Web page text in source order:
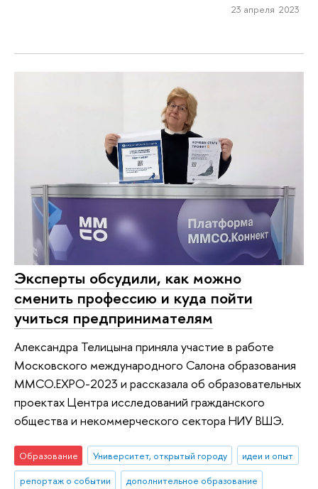
23 апреля 2023
Эксперты обсудили, как можно
сменить профессию и куда пойти
учиться предпринимателям
Александра Телицына приняла участие в работе
Московского международного Салона образования
ММСО.ЕХРО-2023 и рассказала об образовательных
проектах Центра исследований гражданского
общества и некоммерческого сектора НИУ ВШЭ.
Образование Университет, открытый городу
идеи и опыт
репортаж о событии
дополнительное образование